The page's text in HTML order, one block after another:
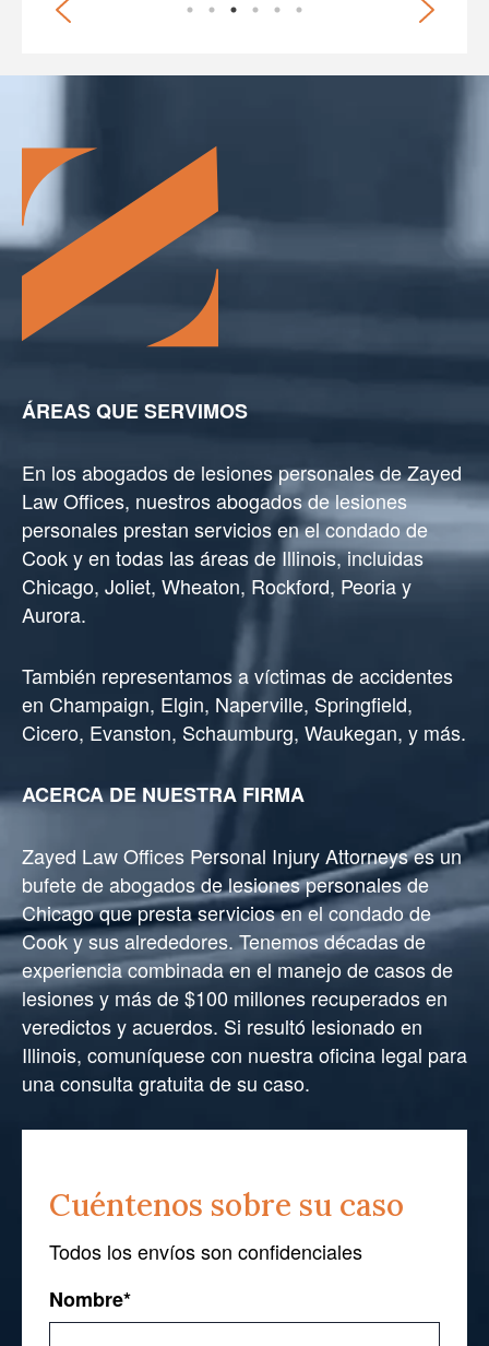
Cuéntenos sobre su caso
Todos los envíos son confidenciales
Nombre*
ÁREAS QUE SERVIMOS
En los abogados de lesiones personales de Zayed
Law Offices, nuestros abogados de lesiones
personales prestan servicios en el condado de
Cook y en todas las áreas de Illinois, incluidas
Chicago, Joliet, Wheaton, Rockford, Peoria y
Aurora.
También representamos a víctimas de accidentes
en Champaign, Elgin, Naperville, Springfield,
Cicero, Evanston, Schaumburg, Waukegan, y más.
ACERCA DE NUESTRA FIRMA
Zayed Law Offices Personal Injury Attorneys es un
bufete de abogados de lesiones personales de
Chicago que presta servicios en el condado de
Cook y sus alrededores. Tenemos décadas de
experiencia combinada en el manejo de casos de
lesiones y más de $100 millones recuperados en
veredictos y acuerdos. Si resultó lesionado en
Illinois, comuníquese con nuestra oficina legal para
una consulta gratuita de su caso.